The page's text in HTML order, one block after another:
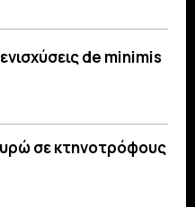
de minimis
σε κτηνοτρόφους